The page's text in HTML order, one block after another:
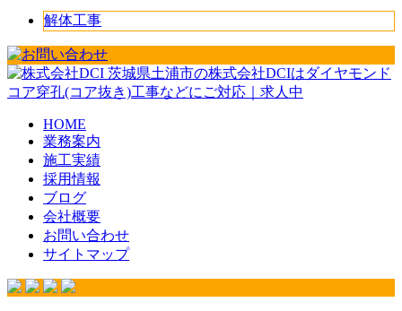
解体工事
茨城県土浦市の株式会社DCIはダイヤモンド
コア穿孔(コア抜き)工事などにご対応｜求人中
HOME
業務案内
施工実績
採用情報
ブログ
会社概要
お問い合わせ
サイトマップ